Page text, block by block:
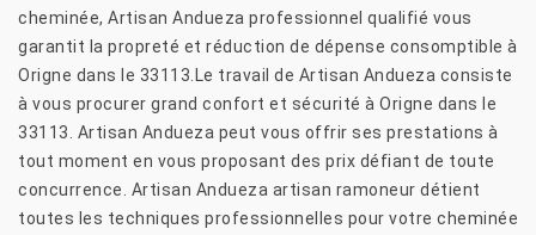
cheminée, Artisan Andueza professionnel qualifié vous
garantit la propreté et réduction de dépense consomptible à
Origne dans le 33113.Le travail de Artisan Andueza consiste
à vous procurer grand confort et sécurité à Origne dans le
33113. Artisan Andueza peut vous offrir ses prestations à
tout moment en vous proposant des prix défiant de toute
concurrence. Artisan Andueza artisan ramoneur détient
toutes les techniques professionnelles pour votre cheminée